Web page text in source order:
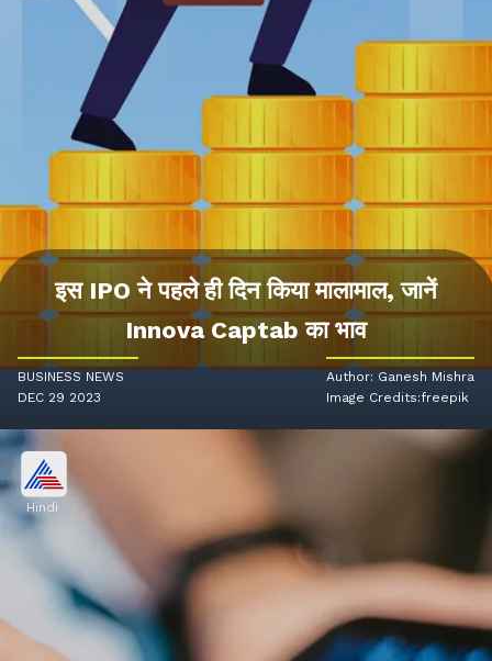
इस IPO ने पहले ही दिन किया मालामाल, जानें
Innova Captab का भाव
BUSINESS NEWS
DEC 29 2023
Author: Ganesh Mishra
Image Credits:freepik
Hindi